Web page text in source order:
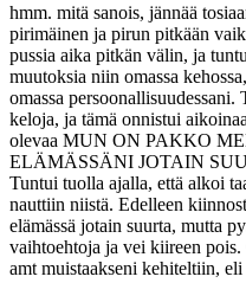
hmm. mitä sanois, jännää
pirimäinen ja pirun pitkään
pussia aika pitkän välin, ja
muutoksia niin omassa
omassa
keloja, ja tämä onnistui
olevaa MUN ON PAKKO
ELÄMÄSSÄNI JOTAIN
Tuntui tuolla ajalla, että alkoi
nauttiin niistä. Edelleen
elämässä jotain suurta, mutta
vaihtoehtoja ja vei kiireen
amt muistaakseni kehiteltiin,